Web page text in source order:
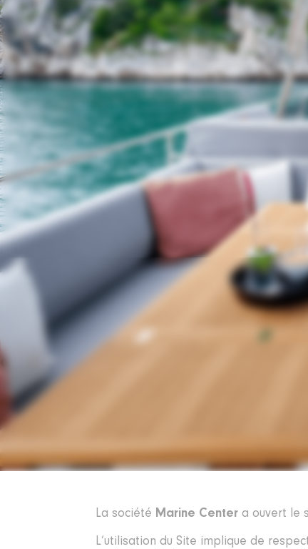
La société Marine Center a ouvert le
L’utilisation du Site implique de